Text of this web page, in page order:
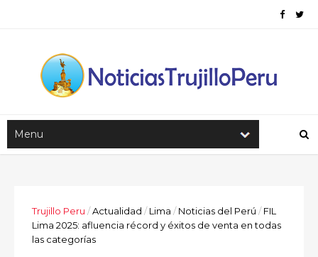
Trujillo Peru /Actualidad / Lima / Noticias del Perú / FIL
Lima 2025: afluencia récord y éxitos de venta en todas
las categorías